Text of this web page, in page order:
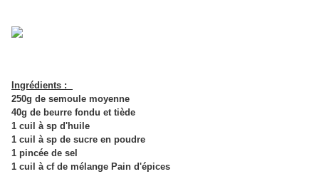
Ingrédients :
250g de semoule moyenne
40g de beurre fondu et tiède
1 cuil à sp d'huile
1 cuil à sp de sucre en poudre
1 pincée de sel
1 cuil à cf de mélange Pain d'épices